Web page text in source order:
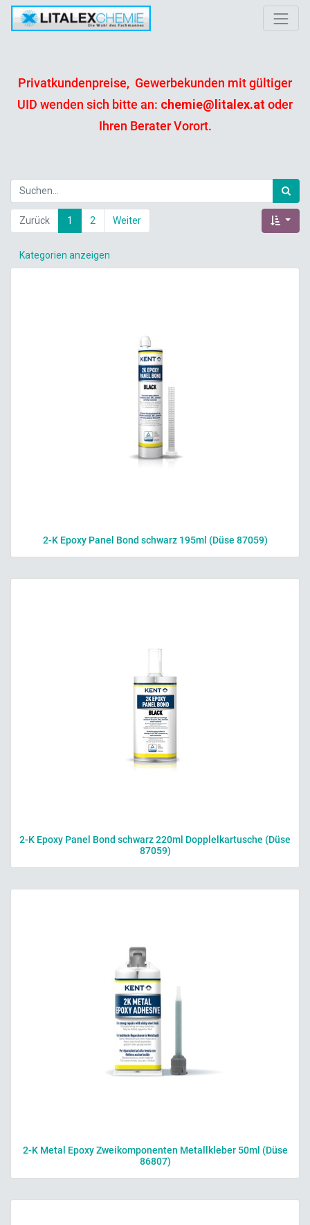
Privatkundenpreise, Gewerbekunden mit gültiger
UID wenden sich bitte an: chemie@litalex.atoder
Ihren Berater Vorort.
Zurück 1 2 Weiter
Kategorien anzeigen
2-K Epoxy Panel Bond schwarz 195ml (Düse 87059)
2-K Epoxy Panel Bond schwarz 220ml Dopplelkartusche (Düse
87059)
2-K Metal Epoxy Zweikomponenten Metallkleber 50ml (Düse
86807)